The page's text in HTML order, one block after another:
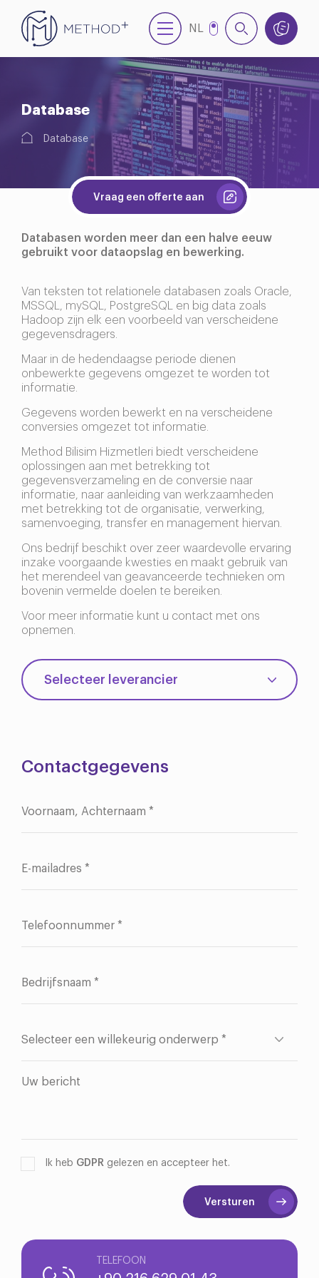
NL
Database
Database
Vraag een offerte aan
Databasen worden meer dan een halve eeuw
gebruikt voor dataopslag en bewerking.
Van teksten tot relationele databasen zoals Oracle,
MSSQL, mySQL, PostgreSQL en big data zoals
Hadoop zijn elk een voorbeeld van verscheidene
gegevensdragers.
Maar in de hedendaagse periode dienen
onbewerkte gegevens omgezet te worden tot
informatie.
Gegevens worden bewerkt en na verscheidene
conversies omgezet tot informatie.
Method Bilisim Hizmetleri biedt verscheidene
oplossingen aan met betrekking tot
gegevensverzameling en de conversie naar
informatie, naar aanleiding van werkzaamheden
met betrekking tot de organisatie, verwerking,
samenvoeging, transfer en management hiervan.
Ons bedrijf beschikt over zeer waardevolle ervaring
inzake voorgaande kwesties en maakt gebruik van
het merendeel van geavanceerde technieken om
bovenin vermelde doelen te bereiken.
Voor meer informatie kunt u contact met ons
opnemen.
Contactgegevens
Ik heb GDPR gelezen en accepteer het.
Versturen
TELEFOON